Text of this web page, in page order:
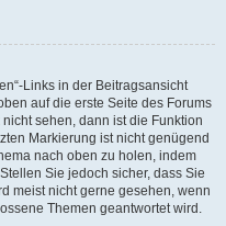
Links in der Beitragsansicht
auf die erste Seite des Forums
sehen, dann ist die Funktion
Markierung ist nicht genügend
nach oben zu holen, indem
Sie jedoch sicher, dass Sie
meist nicht gerne gesehen, wenn
Themen geantwortet wird.